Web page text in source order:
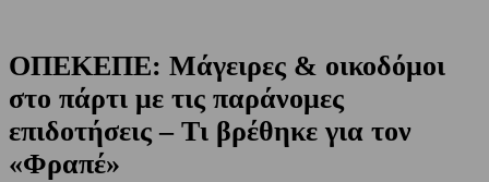
ΟΠΕΚΕΠΕ: Μάγειρες & οικοδόμοι
στο πάρτι με τις παράνομες
επιδοτήσεις – Τι βρέθηκε για τον
«Φραπέ»